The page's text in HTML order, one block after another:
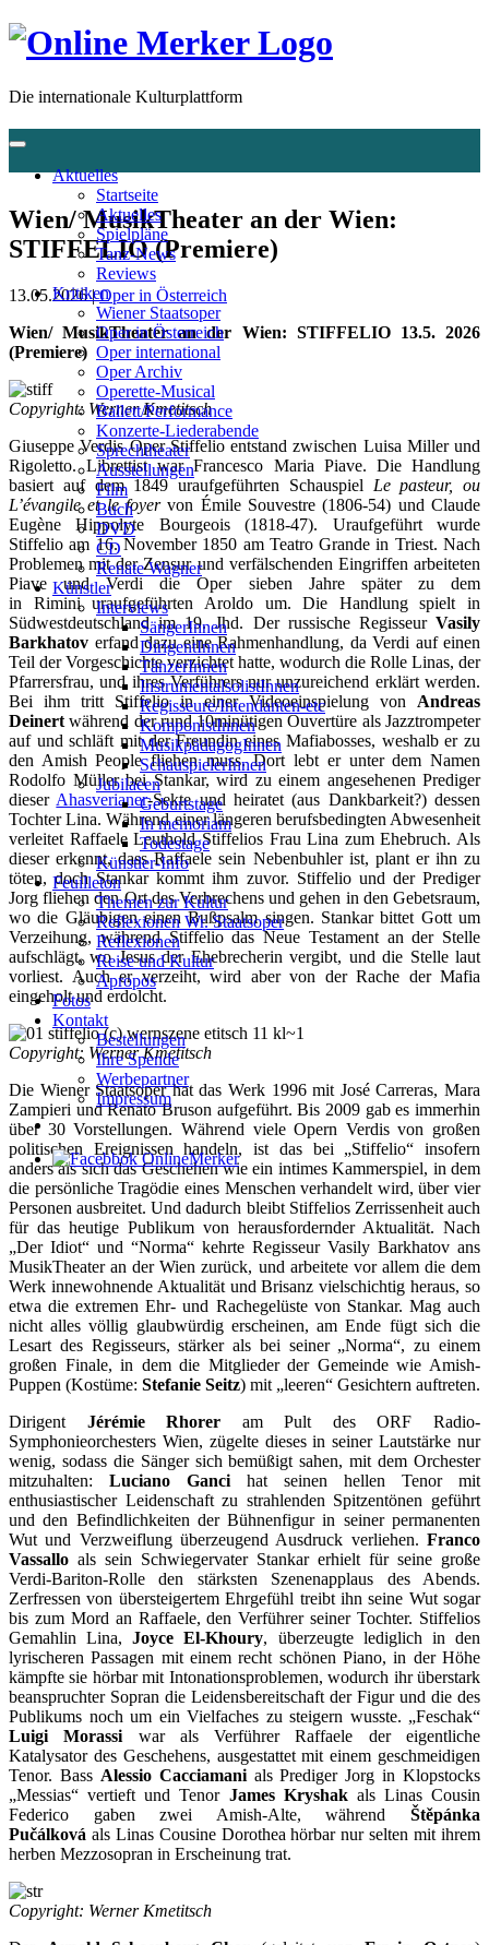
Die internationale Kulturplattform
Aktuelles
Startseite
Aktuelles
Spielpläne
Tanz-News
Reviews
Kritiken
Wiener Staatsoper
Oper in Österreich
Oper international
Oper Archiv
Operette-Musical
Ballett/Performance
Konzerte-Liederabende
Sprechtheater
Ausstellungen
Film
Buch
DVD
CD
Renate Wagner
Künstler
Interviews
SängerInnen
DirigentInnen
TänzerInnen
InstrumentalsolistInnen
Regisseure/Intendanten-etc
KomponistInnen
MusikpädagogInnen
SchauspielerInnen
Jubilaeen
Geburtstage
In memoriam
Todestage
Künstler-Info
Feuilleton
Themen zur Kultur
Reflexionen Wr. Staatsoper
Reflexionen
Reise und Kultur
Apropos
Fotos
Kontakt
Bestellungen
Ihre Spende
Werbepartner
Impressum
Wien/ MusikTheater an der Wien:
STIFFELIO (Premiere)
13.05.2026 |Oper in Österreich
Wien/ MusikTheater an der Wien: STIFFELIO 13.5. 2026
(Premiere)
Copyright: Werner Kmetitsch
Giuseppe Verdis Oper Stiffelio entstand zwischen Luisa Miller und
Rigoletto. Librettist war Francesco Maria Piave. Die Handlung
basiert auf dem 1849 uraufgeführten Schauspiel Le pasteur, ou
L’évangile et le foyervon Émile Souvestre (1806-54) und Claude
Eugène Hippolyte Bourgeois (1818-47). Uraufgeführt wurde
Stiffelio am 16. November 1850 am Teatro Grande in Triest. Nach
Problemen mit der Zensur und verfälschenden Eingriffen arbeiteten
Piave und Verdi die Oper sieben Jahre später zu dem
in Rimini uraufgeführten Aroldo um. Die Handlung spielt in
Südwestdeutschland im 19. Jhd. Der russische Regisseur Vasily
Barkhatov erfand dazu eine Rahmenhandlung, da Verdi auf einen
Teil der Vorgeschichte verzichtet hatte, wodurch die Rolle Linas, der
Pfarrersfrau, und ihres Verführers nur unzureichend erklärt werden.
Bei ihm tritt Stiffelio in einer Videoeinspielung von Andreas
Deinert während der rund 10minütigen Ouvertüre als Jazztrompeter
auf und schläft mit der Freundin eines Mafiabosses, weshalb er zu
den Amish People fliehen muss. Dort lebt er unter dem Namen
Rodolfo Müller bei Stankar, wird zu einem angesehenen Prediger
dieser Ahasverianer-Sekte und heiratet (aus Dankbarkeit?) dessen
Tochter Lina. Während einer längeren berufsbedingten Abwesenheit
verleitet Raffaele Leuthold Stiffelios Frau Lina zum Ehebruch. Als
dieser erkennt, dass Raffaele sein Nebenbuhler ist, plant er ihn zu
töten, doch Stankar kommt ihm zuvor. Stiffelio und der Prediger
Jorg fliehen den Ort des Verbrechens und gehen in den Gebetsraum,
wo die Gläubigen einen Bußpsalm singen. Stankar bittet Gott um
Verzeihung, während Stiffelio das Neue Testament an der Stelle
aufschlägt, wo Jesus der Ehebrecherin vergibt, und die Stelle laut
vorliest. Auch er verzeiht, wird aber von der Rache der Mafia
eingeholt und erdolcht.
Copyright: Werner Kmetitsch
Die Wiener Staatsoper hat das Werk 1996 mit José Carreras, Mara
Zampieri und Renato Bruson aufgeführt. Bis 2009 gab es immerhin
über 30 Vorstellungen. Während viele Opern Verdis von großen
politischen Ereignissen handeln, ist das bei „Stiffelio“ insofern
anders als sich das Geschehen wie ein intimes Kammerspiel, in dem
die persönliche Tragödie eines Menschen verhandelt wird, über vier
Personen ausbreitet. Und dadurch bleibt Stiffelios Zerrissenheit auch
für das heutige Publikum von herausfordernder Aktualität. Nach
„Der Idiot“ und “Norma“ kehrte Regisseur Vasily Barkhatov ans
MusikTheater an der Wien zurück, und arbeitete vor allem die dem
Werk innewohnende Aktualität und Brisanz vielschichtig heraus, so
etwa die extremen Ehr- und Rachegelüste von Stankar. Mag auch
nicht alles völlig glaubwürdig erscheinen, am Ende fügt sich die
Lesart des Regisseurs, stärker als bei seiner „Norma“, zu einem
großen Finale, in dem die Mitglieder der Gemeinde wie Amish-
Puppen (Kostüme: Stefanie Seitz) mit „leeren“ Gesichtern auftreten.
Dirigent Jérémie Rhorer am Pult des ORF Radio-
Symphonieorchesters Wien, zügelte dieses in seiner Lautstärke nur
wenig, sodass die Sänger sich bemüßigt sahen, mit dem Orchester
mitzuhalten: Luciano Ganci hat seinen hellen Tenor mit
enthusiastischer Leidenschaft zu strahlenden Spitzentönen geführt
und den Befindlichkeiten der Bühnenfigur in seiner permanenten
Wut und Verzweiflung überzeugend Ausdruck verliehen. Franco
Vassallo als sein Schwiegervater Stankar erhielt für seine große
Verdi-Bariton-Rolle den stärksten Szenenapplaus des Abends.
Zerfressen von übersteigertem Ehrgefühl treibt ihn seine Wut sogar
bis zum Mord an Raffaele, den Verführer seiner Tochter. Stiffelios
Gemahlin Lina,Joyce El-Khoury, überzeugte lediglich in den
lyrischeren Passagen mit einem recht schönen Piano, in der Höhe
kämpfte sie hörbar mit Intonationsproblemen, wodurch ihr überstark
beanspruchter Sopran die Leidensbereitschaft der Figur und die des
Publikums noch um ein Vielfaches zu steigern wusste. „Feschak“
Luigi Morassi war als Verführer Raffaele der eigentliche
Katalysator des Geschehens, ausgestattet mit einem geschmeidigen
Tenor. Bass Alessio Cacciamanials Prediger Jorg in Klopstocks
„Messias“ vertieft und Tenor James Kryshakals Linas Cousin
Federico gaben zwei Amish-Alte, während Štěpánka
Pučálková als Linas Cousine Dorothea hörbar nur selten mit ihrem
herben Mezzosopran in Erscheinung trat.
Copyright: Werner Kmetitsch